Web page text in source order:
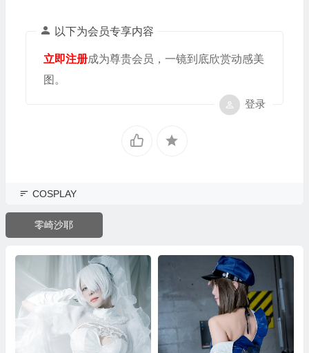
以下为会员专享内容
立即注册成为尊贵会员，一镜到底欣赏动感美
图。
登录
COSPLAY
零崎沙耶